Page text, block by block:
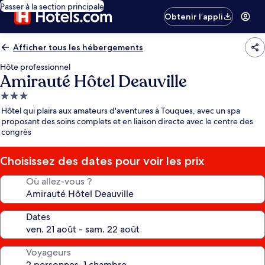
Passer à la section principale
Obtenir l’appli
Afficher tous les hébergements
Hôte professionnel
Amirauté Hôtel Deauville
Hébergement
3.0 étoiles
Hôtel qui plaira aux amateurs d'aventures à Touques, avec un spa
proposant des soins complets et en liaison directe avec le centre des
congrès
Choisissez des dates pour voir les prix
Où allez-vous ?
Dates
Voyageurs